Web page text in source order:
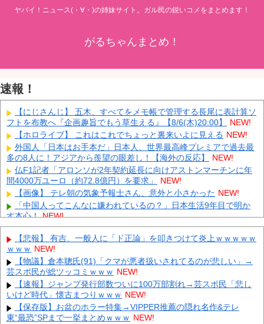
ヤバイ！ニュース(・∀・)の姉妹サイト。ガル民の鋭いコメをまとめます！
がるちゃんまとめ！
速報！
【にじさんじ】 五木、すべてをメモ帳で管理する長尾に表計算ソ
フトを布教へ『企画趣旨でもう草生える』【8/6(木)20:00】
NEW!
【ホロライブ】 これはこれでちょっと裏来いよに見える NEW!
外国人「日本はお手本だ」日本人、世界最高峰プレミアで過去最
多の8人に！アジアから羨望の眼差し！【海外の反応】
NEW!
仏F1記者「アロンソが2年契約延長に向けアストンマーチンに年
間4000万ユーロ（約72.8億円）を要求」
NEW!
【画像】 テレ朝の気象予報士さん、意外と小さかった NEW!
「中国人ってこんなに嫌われているの？」日本生活9年目で明か
す本心！ NEW!
韓国人の対日好感度が過去最高に、「ノージャパン」は終わっ
た？＝ネット「中国より100倍いい」 NEW!
【朗報】 消費減税、閣議決定 来年4月から2年間1％に
【予算100万】 市長「特定外来生物クビアカは気持ち悪い虫だし
そんな需要ないと思う」1匹300円相当の報奨金→初日に42万取られ
焦り NEW!
中国「大洪水！」中国ダム「決壊」地元民「公式発表より死者多
い！」中国政府「住民拘束！（安否不明」中国当局「救助隊動画も
削除」台風13号「三峡ダム接近中」→ NEW!
【悲報】 有吉、一般人に「ド正論」を叩きつけて炎上ｗｗｗｗｗ
ｗｗｗ NEW!
【物議】倉本聰氏(91)「クマが悪者扱いされてるのが悲しい」→
芸スポ民が総ツッコミｗｗｗ NEW!
【速報】ジャンプ発行部数ついに100万部割れ→芸スポ民「悲し
いけど時代」懐古まつりｗｗｗ NEW!
【保存版】お盆のホラー特集→VIPPER推薦の隠れ名作&テレ
東“最恐”SPまで一挙まとめｗｗｗ NEW!